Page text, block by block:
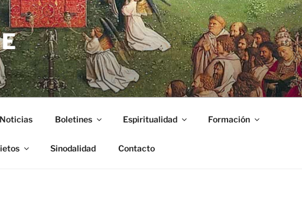
Noticias Boletines Espiritualidad Formación
Sinodalidad Contacto